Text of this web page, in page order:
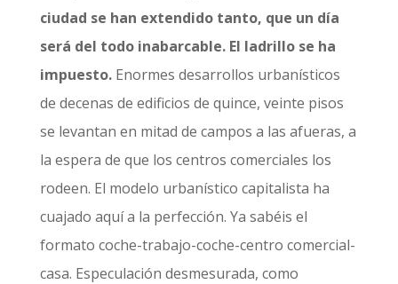
ciudad se han extendido tanto, que un día
será del todo inabarcable. El ladrillo se ha
impuesto.Enormes desarrollos urbanísticos
de decenas de edificios de quince, veinte pisos
se levantan en mitad de campos a las afueras, a
la espera de que los centros comerciales los
rodeen. El modelo urbanístico capitalista ha
cuajado aquí a la perfección. Ya sabéis el
formato coche-trabajo-coche-centro comercial-
casa. Especulación desmesurada, como